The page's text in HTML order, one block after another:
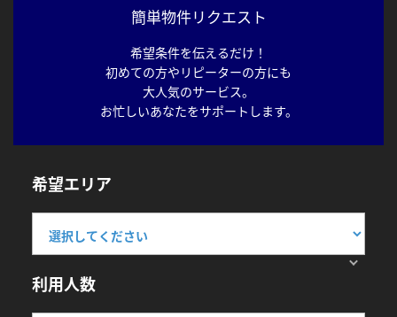
簡単物件リクエスト
希望条件を伝えるだけ！
初めての方やリピーターの方にも
大人気のサービス。
お忙しいあなたをサポートします。
希望エリア
利用人数